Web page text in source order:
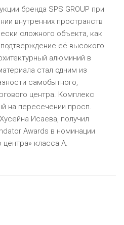
бренда SPS GROUP при
внутренних пространств
сложного объекта, как
её высокого
алюминий в
стал одним из
самобытного,
центра. Комплекс
на пересечении просп.
Исаева, получил
Awards в номинации
класса А.